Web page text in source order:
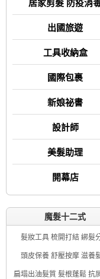
居家剪髮 防疫消
出國旅遊
工具收納盒
國際包裹
新娘祕書
設計師
美髮助理
開幕店
魔髮十二式
髮妝工具 梳開打結 綁髮
頭皮保養 舒壓按摩 滋養
扁塌出油髮質 髮根蓬鬆 抗